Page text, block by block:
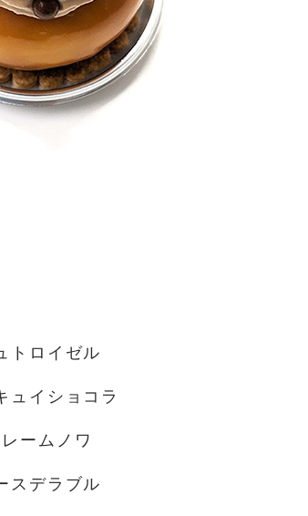
トロイゼル
ュイショコラ
ームノワ
スデラブル